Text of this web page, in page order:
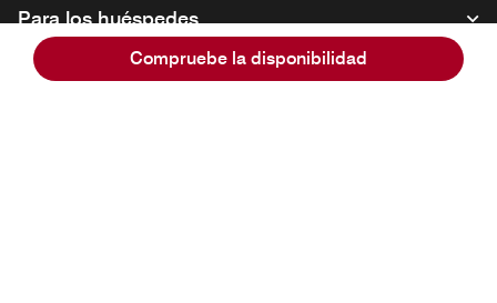
Compruebe la disponibilidad
Para los huéspedes